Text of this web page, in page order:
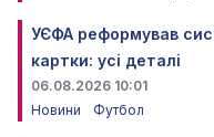
УЄФА реформував
картки: усі деталі
06.08.2026 10:01
Новини
Футбол